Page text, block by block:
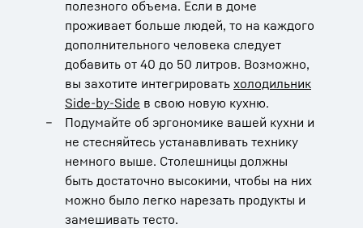
полезного объема. Если в доме
проживает больше людей, то на каждого
дополнительного человека следует
добавить от 40 до 50 литров. Возможно,
вы захотите интегрировать холодильник
Side-by-Side в свою новую кухню.
Подумайте об эргономике вашей кухни и
не стесняйтесь устанавливать технику
немного выше. Столешницы должны
быть достаточно высокими, чтобы на них
можно было легко нарезать продукты и
замешивать тесто.